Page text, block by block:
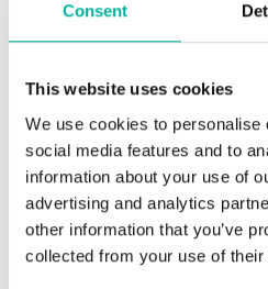
Consent
This website uses cookies
We use cookies to personalise
social media features and to
information about your use of
advertising and analytics
other information that you’ve
collected from your use of